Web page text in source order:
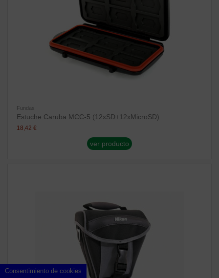
Fundas
Estuche Caruba MCC-5 (12xSD+12xMicroSD)
18,42 €
ver producto
Consentimiento de cookies